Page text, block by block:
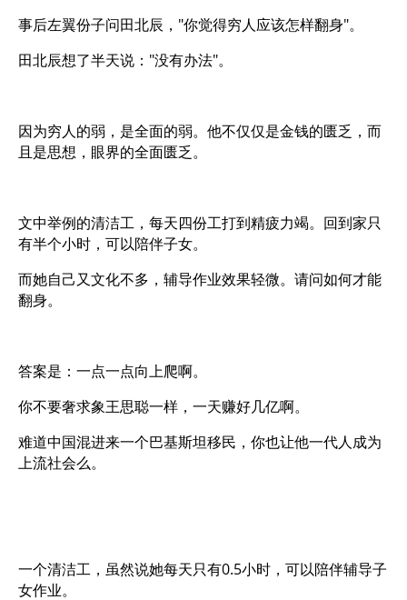
事后左翼份子问田北辰，"你觉得穷人应该怎样翻身"。
田北辰想了半天说："没有办法"。
因为穷人的弱，是全面的弱。他不仅仅是金钱的匮乏，而
且是思想，眼界的全面匮乏。
文中举例的清洁工，每天四份工打到精疲力竭。回到家只
有半个小时，可以陪伴子女。
而她自己又文化不多，辅导作业效果轻微。请问如何才能
翻身。
答案是：一点一点向上爬啊。
你不要奢求象王思聪一样，一天赚好几亿啊。
难道中国混进来一个巴基斯坦移民，你也让他一代人成为
上流社会么。
一个清洁工，虽然说她每天只有0.5小时，可以陪伴辅导子
女作业。